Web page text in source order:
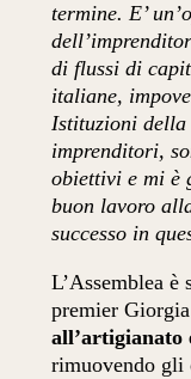
termine. E’
di flussi di
italiane,
Istituzioni
imprenditori,
obiettivi e mi è
buon lavoro
successo in
L’Assemblea è
premier
all’artigianato
rimuovendo gli